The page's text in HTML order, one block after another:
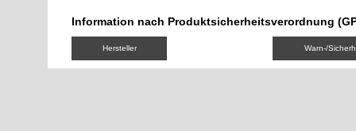
Information nach Produktsicherheitsverordnung
Hersteller Warn-/